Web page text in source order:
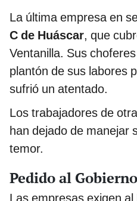
La última empresa en
C de Huáscar, que
Ventanilla. Sus
plantón de sus labores
sufrió un atentado.
Los trabajadores de
han dejado de manejar
temor.
Pedido al Gobierno
Las empresas exigen al